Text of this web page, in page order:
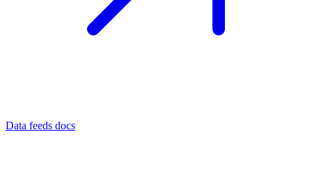
Data feeds docs